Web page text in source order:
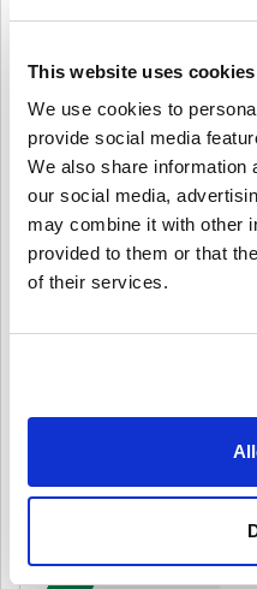
This website uses cookies
We use cookies to
provide social media
We also share information
our social media,
may combine it with other
provided to them or that
of their services.
proces zakupu STEAM GIFT
Jak to działa na
Nowy na Livecards.net?
proste:
Zastrzeżenie
Produktyw
lub w dniu premiery, a
magazynie zostaną
nie będą akceptowane.
Aby uzyskać więcej
poinformuj nas o tym za
Te kody do pobrania są
Kody te nie mają daty
dostępnych więcej
4/5